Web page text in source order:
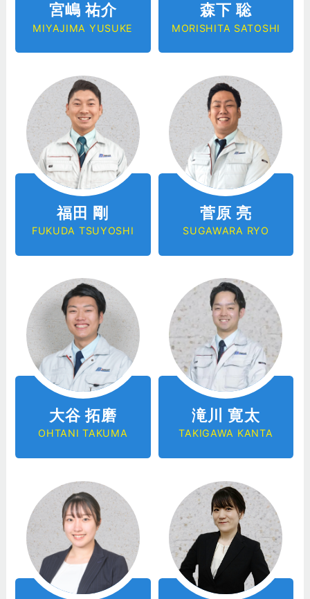
宮嶋 祐介
MIYAJIMA YUSUKE
森下 聡
MORISHITA SATOSHI
福田 剛
FUKUDA TSUYOSHI
菅原 亮
SUGAWARA RYO
大谷 拓磨
OHTANI TAKUMA
滝川 寛太
TAKIGAWA KANTA